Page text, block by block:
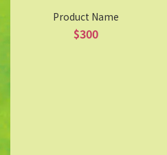
Product Name
$300